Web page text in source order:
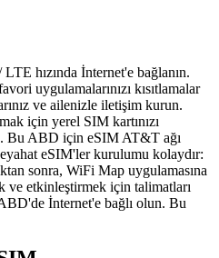
hızında İnternet'e bağlanın.
uygulamalarınızı kısıtlamalar
ve ailenizle iletişim kurun.
için yerel SIM kartınızı
Bu ABD için eSIM AT&T ağı
eSIM'ler kurulumu kolaydır:
sonra, WiFi Map uygulamasına
ve etkinleştirmek için talimatları
İnternet'e bağlı olun. Bu